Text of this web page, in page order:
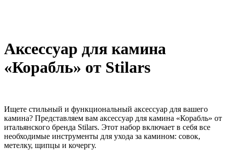
Аксессуар для камина
«Корабль» от Stilars
Ищете стильный и функциональный аксессуар для вашего
камина? Представляем вам аксессуар для камина «Корабль» от
итальянского бренда Stilars. Этот набор включает в себя все
необходимые инструменты для ухода за камином: совок,
метелку, щипцы и кочергу.